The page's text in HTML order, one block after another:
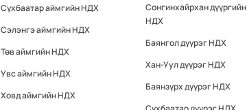
Сүхбаатар аймгийн НДХ
Сэлэнгэ аймгийн НДХ
Төв аймгийн НДХ
Увс аймгийн НДХ
Ховд аймгийн НДХ
Сонгинхайрхан дүүргийн
НДХ
Баянгол дүүрэг НДХ
Хан-Уул дүүрэг НДХ
Баянзүрх дүүрэг НДХ